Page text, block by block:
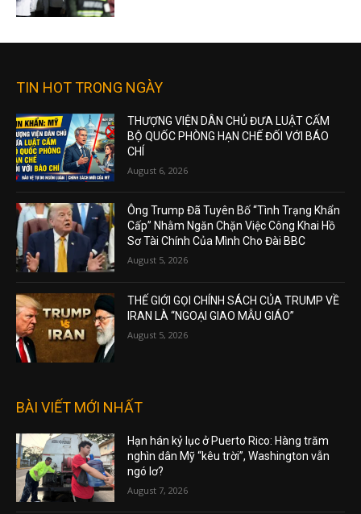
TIN HOT TRONG NGÀY
THƯỢNG VIỆN DÂN CHỦ ĐƯA LUẬT CẤM
BỘ QUỐC PHÒNG HẠN CHẾ ĐỐI VỚI BÁO
CHÍ
August 6, 2026
Ông Trump Đã Tuyên Bố “Tình Trạng Khẩn
Cấp” Nhằm Ngăn Chặn Việc Công Khai Hồ
Sơ Tài Chính Của Mình Cho Đài BBC
August 5, 2026
THẾ GIỚI GỌI CHÍNH SÁCH CỦA TRUMP VỀ
IRAN LÀ “NGOẠI GIAO MẪU GIÁO”
August 5, 2026
BÀI VIẾT MỚI NHẤT
Hạn hán kỷ lục ở Puerto Rico: Hàng trăm
nghìn dân Mỹ “kêu trời”, Washington vẫn
ngó lơ?
August 7, 2026